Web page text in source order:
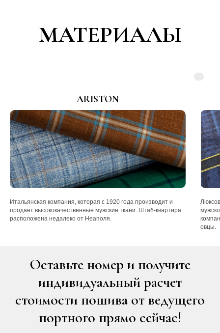
МАТЕРИАЛЫ
ARISTON
Итальянская компания, которая с 1920 года производит и
продаёт высококачественные мужские ткани. Штаб-квартира
расположена недалеко от Неаполя.
овцы.
Оставьте номер и получите
индивидуальный расчет
стоимости пошива от ведущего
портного прямо сейчас!